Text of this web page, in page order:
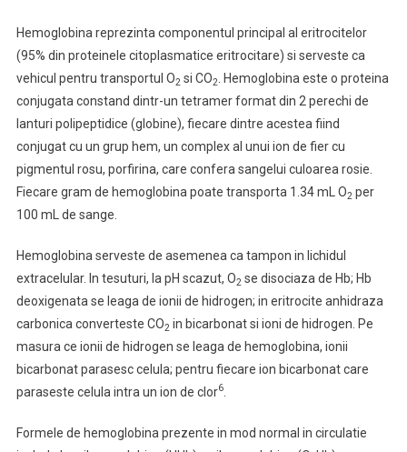
Hemoglobina reprezinta componentul principal al eritrocitelor
(95% din proteinele citoplasmatice eritrocitare) si serveste ca
vehicul pentru transportul O2 si CO2
. Hemoglobina este o proteina
conjugata constand dintr-un tetramer format din 2 perechi de
lanturi polipeptidice (globine), fiecare dintre acestea fiind
conjugat cu un grup hem, un complex al unui ion de fier cu
pigmentul rosu, porfirina, care confera sangelui culoarea rosie.
Fiecare gram de hemoglobina poate transporta 1.34 mL O2 per
100 mL de sange.
Hemoglobina serveste de asemenea ca tampon in lichidul
extracelular. In tesuturi, la pH scazut, O2 se disociaza de Hb; Hb
deoxigenata se leaga de ionii de hidrogen; in eritrocite anhidraza
carbonica converteste CO2 in bicarbonat si ioni de hidrogen. Pe
masura ce ionii de hidrogen se leaga de hemoglobina, ionii
bicarbonat parasesc celula; pentru fiecare ion bicarbonat care
paraseste celula intra un ion de clor6.
Formele de hemoglobina prezente in mod normal in circulatie